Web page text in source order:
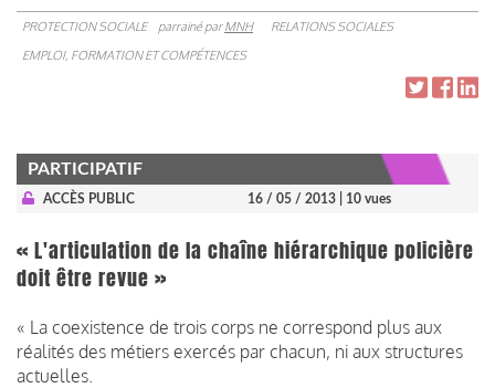
PROTECTION SOCIALE parrainé parMNH
RELATIONS SOCIALES
EMPLOI, FORMATION ET COMPÉTENCES
PARTICIPATIF
ACCÈS PUBLIC 16 / 05 / 2013 | 10 vues
« L'articulation de la chaîne hiérarchique policière
doit être revue »
« La coexistence de trois corps ne correspond plus aux
réalités des métiers exercés par chacun, ni aux structures
actuelles.